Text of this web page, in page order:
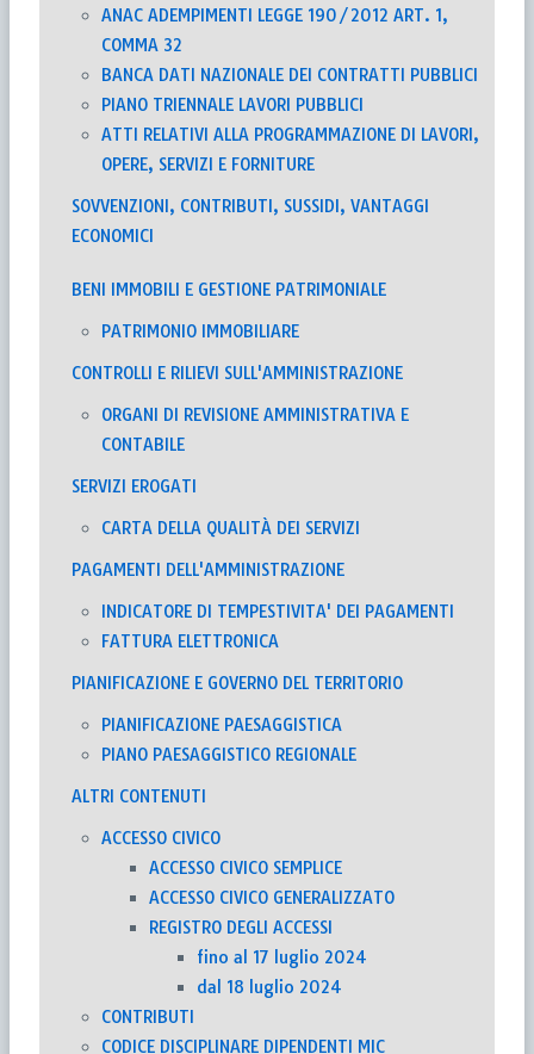
ANAC ADEMPIMENTI LEGGE 190/2012 ART. 1,
COMMA 32
BANCA DATI NAZIONALE DEI CONTRATTI PUBBLICI
PIANO TRIENNALE LAVORI PUBBLICI
ATTI RELATIVI ALLA PROGRAMMAZIONE DI LAVORI,
OPERE, SERVIZI E FORNITURE
SOVVENZIONI, CONTRIBUTI, SUSSIDI, VANTAGGI
ECONOMICI
BENI IMMOBILI E GESTIONE PATRIMONIALE
PATRIMONIO IMMOBILIARE
CONTROLLI E RILIEVI SULL'AMMINISTRAZIONE
ORGANI DI REVISIONE AMMINISTRATIVA E
CONTABILE
SERVIZI EROGATI
CARTA DELLA QUALITÀ DEI SERVIZI
PAGAMENTI DELL'AMMINISTRAZIONE
INDICATORE DI TEMPESTIVITA' DEI PAGAMENTI
FATTURA ELETTRONICA
PIANIFICAZIONE E GOVERNO DEL TERRITORIO
PIANIFICAZIONE PAESAGGISTICA
PIANO PAESAGGISTICO REGIONALE
ALTRI CONTENUTI
ACCESSO CIVICO
ACCESSO CIVICO SEMPLICE
ACCESSO CIVICO GENERALIZZATO
REGISTRO DEGLI ACCESSI
fino al 17 luglio 2024
dal 18 luglio 2024
CONTRIBUTI
CODICE DISCIPLINARE DIPENDENTI MIC